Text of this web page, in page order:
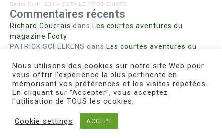
Radio Sud · 234 – ESTA LE FOOTICHISTE
Commentaires récents
Richard Coudrais dans Les courtes aventures du
magazine Footy
PATRICK SCHELKENS dans Les courtes aventures du
Bohn fabiennedans Intrigues sanglantes à Mulhouse
Steph. RUTA dansLust for Nice
MIRMANDdansPieds agiles et champignons
Copyright © 2026 Le Footichiste | Réalisé par
Nous utilisons des cookies sur notre site Web pour
vous offrir l'expérience la plus pertinente en
mémorisant vos préférences et les visites répétées.
En cliquant sur "Accepter", vous acceptez
l'utilisation de TOUS les cookies.
Cookie settings ACCEPT